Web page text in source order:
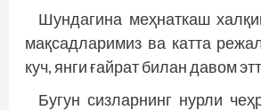
Шундагина меҳнаткаш
мақсадларимиз ва катта
куч, янги ғайрат билан давом
Бугун сизларнинг нурли